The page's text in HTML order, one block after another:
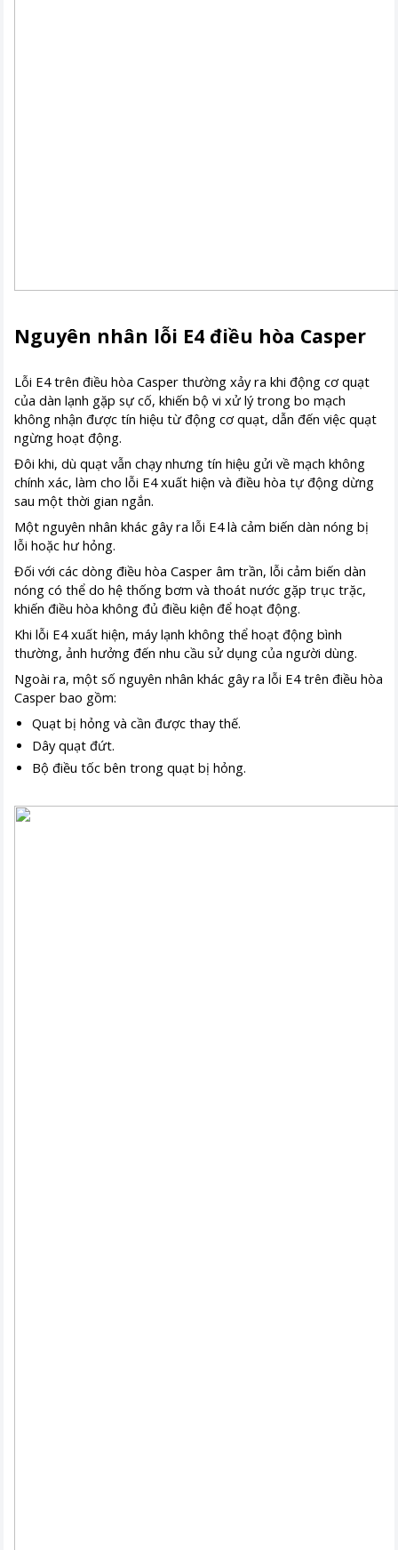
Nguyên nhân lỗi E4 điều hòa Casper
Lỗi E4 trên điều hòa Casper thường xảy ra khi động cơ quạt
của dàn lạnh gặp sự cố, khiến bộ vi xử lý trong bo mạch
không nhận được tín hiệu từ động cơ quạt, dẫn đến việc quạt
ngừng hoạt động.
Đôi khi, dù quạt vẫn chạy nhưng tín hiệu gửi về mạch không
chính xác, làm cho lỗi E4 xuất hiện và điều hòa tự động dừng
sau một thời gian ngắn.
Một nguyên nhân khác gây ra lỗi E4 là cảm biến dàn nóng bị
lỗi hoặc hư hỏng.
Đối với các dòng điều hòa Casper âm trần, lỗi cảm biến dàn
nóng có thể do hệ thống bơm và thoát nước gặp trục trặc,
khiến điều hòa không đủ điều kiện để hoạt động.
Khi lỗi E4 xuất hiện, máy lạnh không thể hoạt động bình
thường, ảnh hưởng đến nhu cầu sử dụng của người dùng.
Ngoài ra, một số nguyên nhân khác gây ra lỗi E4 trên điều hòa
Casper bao gồm:
Quạt bị hỏng và cần được thay thế.
Dây quạt đứt.
Bộ điều tốc bên trong quạt bị hỏng.